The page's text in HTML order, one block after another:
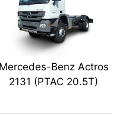
Mercedes-Benz Actros
2131 (PTAC 20.5T)